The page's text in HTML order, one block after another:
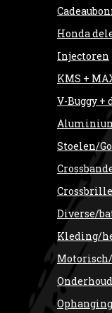
Honda
Injectoren
KMS +
V-Buggy +
Stoelen/
Diverse/
Kleding/